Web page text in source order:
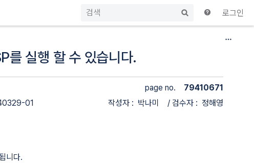
빠
검
로그인
실행 할 수 있습니다.
page no.
79410671
01
작성자 : 박나미 / 검수자 : 정해영
니다.